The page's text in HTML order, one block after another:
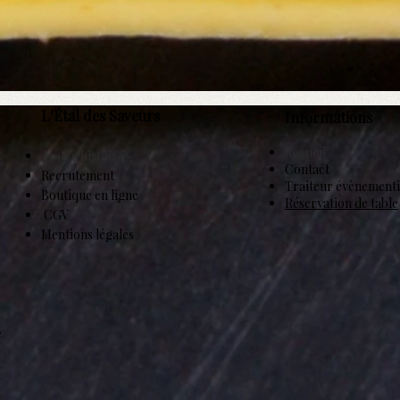
Notre histoire
Recrutement
Boutique en ligne
CGV
Mentions légales
Informations
Contact
Traiteur
Réservation de table